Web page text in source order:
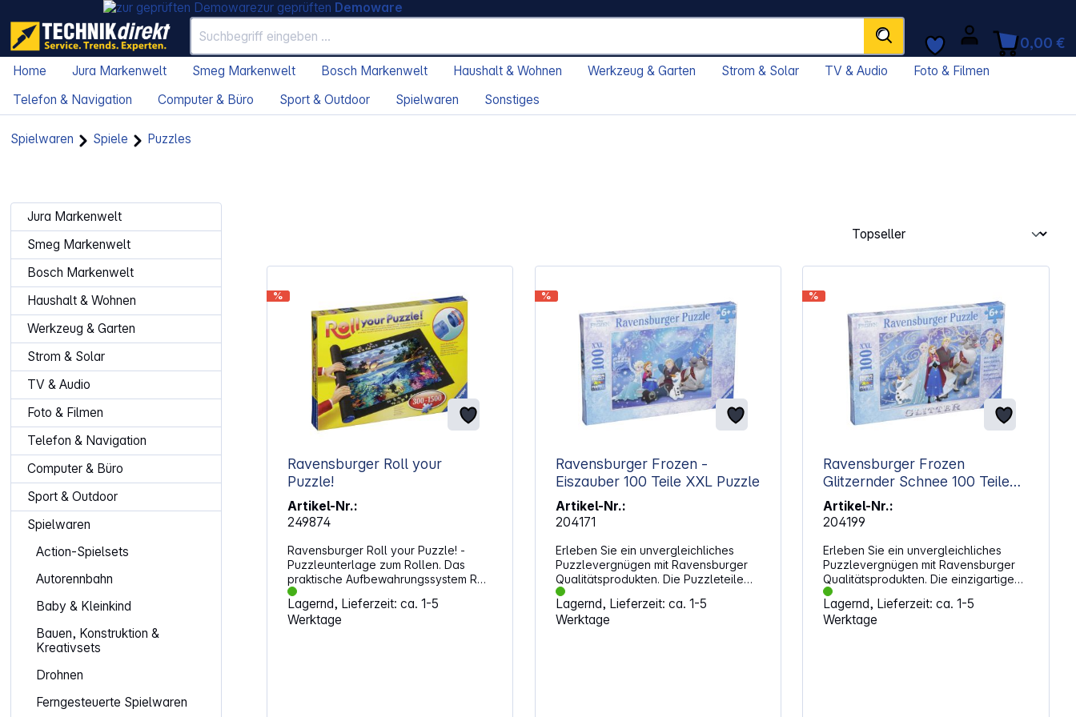
zur geprüften Demoware
0,00 €
Home Jura Markenwelt Smeg Markenwelt Bosch Markenwelt Haushalt & Wohnen Werkzeug & Garten Strom & Solar TV & Audio
Foto & Filmen
Telefon & Navigation
Computer & Büro Sport & Outdoor Spielwaren Sonstiges
Spielwaren Spiele Puzzles
Jura Markenwelt
Smeg Markenwelt
Bosch Markenwelt
Haushalt & Wohnen
Werkzeug & Garten
Strom & Solar
TV & Audio
Foto & Filmen
Telefon & Navigation
Computer & Büro
Sport & Outdoor
Spielwaren
Action-Spielsets
Autorennbahn
Baby & Kleinkind
Bauen, Konstruktion &
Kreativsets
Drohnen
Ferngesteuerte Spielwaren
%
Ravensburger Roll your
Puzzle!
Artikel-Nr.:
249874
Ravensburger Roll your Puzzle! -
Puzzleunterlage zum Rollen. Das
praktische Aufbewahrungssystem Roll
your Puzzle! erlaubt es Ihnen, Ihre
angefangenen und fertigen Puzzles
von 300 bis 1500 Teilen sicher zu
Lagernd, Lieferzeit: ca. 1-5
Werktage
%
Ravensburger Frozen -
Eiszauber 100 Teile XXL Puzzle
Artikel-Nr.:
204171
Erleben Sie ein unvergleichliches
Puzzlevergnügen mit Ravensburger
Qualitätsprodukten. Die Puzzleteile
passen perfekt ineinander. Dank
handgefertigter Stanzwerkzeuge ist
die Formenvielfalt der Ravensburger
Lagernd, Lieferzeit: ca. 1-5
Werktage
%
Ravensburger Frozen
Glitzernder Schnee 100 Teile
XXL
Artikel-Nr.:
204199
Erleben Sie ein unvergleichliches
Puzzlevergnügen mit Ravensburger
Qualitätsprodukten. Die einzigartigen
Puzzleteile passen perfekt
ineinander. Dank handgefertigter
Stanzwerkzeuge ist die Formenvielfalt
Lagernd, Lieferzeit: ca. 1-5
Werktage